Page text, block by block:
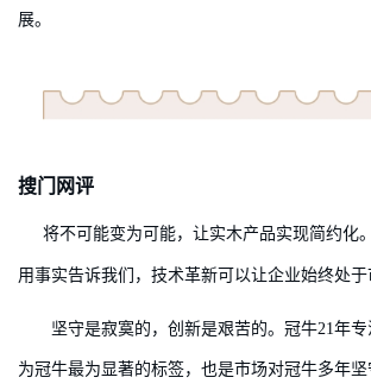
展。
搜门网评
将不可能变为可能，让实木产品实现简约化
用事实告诉我们，技术革新可以让企业始终处于
坚守是寂寞的，创新是艰苦的。冠牛21年专
为冠牛最为显著的标签，也是市场对冠牛多年坚